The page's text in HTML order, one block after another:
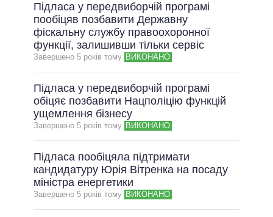
Підласа у передвиборчій програмі
пообіцяв позбавити Державну
фіскальну службу правоохоронної
функції, залишивши тільки сервіс
Завершено 5 рокiв тому ВИКОНАНО
Підласа у передвиборчій програмі
обіцяє позбавити Нацполіцію функцій
ущемлення бізнесу
Завершено 5 рокiв тому ВИКОНАНО
Підласа пообіцяла підтримати
кандидатуру Юрія Вітренка на посаду
міністра енергетики
Завершено 5 рокiв тому ВИКОНАНО